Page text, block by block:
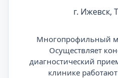
г. Ижевск,
Многопрофильный
Осуществляет
диагностический
клинике